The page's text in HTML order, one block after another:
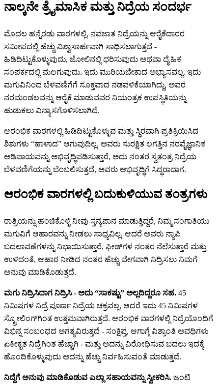
ನಾಲ್ಕನೇ ತ್ರೈಮಾಸಿಕ ಮತ್ತು ನಿದ್ರೆಯ ಸಂದರ್ಭ
ಮೊದಲ ಹನ್ನೆರಡು ವಾರಗಳಲ್ಲಿ, ನವಜಾತ ನಿದ್ರೆಯನ್ನು ಆರೈಕೆದಾರರ
ಸಮೀಪದಲ್ಲಿ ಹೆಚ್ಚು ವಿಶ್ವಾಸಾರ್ಹವಾಗಿ ಸಾಧಿಸಲಾಗುತ್ತದೆ -
ಹಿಡಿದಿಟ್ಟುಕೊಳ್ಳುವುದು, ಜೋಲಿನಲ್ಲಿ ಧರಿಸುವುದು ಅಥವಾ ದೈಹಿಕ
ಸಂಪರ್ಕದಲ್ಲಿ ಮಲಗುವುದು. ಇದು ಮುರಿಯಬೇಕಾದ ಅಭ್ಯಾಸವಲ್ಲ. ಇದು
ಮಗುವಿನಿಂದ ಬೆಳವಣಿಗೆಗೆ ಸೂಕ್ತವಾದ ನಡವಳಿಕೆಯಾಗಿದ್ದು, ಅವರ
ನರಮಂಡಲವನ್ನು ಆರೈಕೆ ಮಾಡುವವರ ನಿಯಂತ್ರಕ ಉಪಸ್ಥಿತಿಯನ್ನು
ಹುಡುಕಲು ವಿನ್ಯಾಸಗೊಳಿಸಲಾಗಿದೆ.
ಆರಂಭಿಕ ವಾರಗಳಲ್ಲಿ ಹಿಡಿದಿಟ್ಟುಕೊಳ್ಳುವ ಮತ್ತು ಸ್ಥಿರವಾಗಿ ಪ್ರತಿಕ್ರಿಯಿಸಿದ
ಶಿಶುಗಳು “ಹಾಳಾದ” ಆಗುವುದಿಲ್ಲ. ಅವರು ಸುರಕ್ಷಿತ ಲಗತ್ತಿನ ನರವೈಜ್ಞಾನಿಕ
ಅಡಿಪಾಯವನ್ನು ಅಭಿವೃದ್ಧಿಪಡಿಸುತ್ತಾರೆ, ಅದು ನಂತರ ಸ್ವತಂತ್ರ ನಿದ್ರೆಯ
ಬೆಳವಣಿಗೆಯನ್ನು ಬೆಂಬಲಿಸುತ್ತದೆ, ಅವರು ಅಭಿವೃದ್ಧಿಗೆ ಸಿದ್ಧರಾದಾಗ.
ಆರಂಭಿಕ ವಾರಗಳಲ್ಲಿ ಬದುಕುಳಿಯುವ ತಂತ್ರಗಳು
ರಾತ್ರಿಯನ್ನು ಹಂಚಿಕೊಳ್ಳಿ ನೀವು ಸ್ತನ್ಯಪಾನ ಮಾಡುತ್ತಿದ್ದರೆ, ನಿಮ್ಮ ಸಂಗಾತಿಯು
ಮಗುವಿಗೆ ಆಹಾರವನ್ನು ನೀಡಲು ಸಾಧ್ಯವಿಲ್ಲ, ಆದರೆ ಅವರು ನ್ಯಾಪಿ
ಬದಲಾವಣೆಗಳನ್ನು ನಿಭಾಯಿಸುತ್ತಾರೆ, ಫೀಡ್‌ಗಳ ನಂತರ ನೆಲೆಸುತ್ತಾರೆ ಮತ್ತು
ಉಳಿದಂತೆ, ಆಹಾರ ನೀಡಿದ ನಂತರ ಹೆಚ್ಚು ವೇಗವಾಗಿ ನಿದ್ರಿಸಲು ನಿಮಗೆ
ಅನುವು ಮಾಡಿಕೊಡುತ್ತದೆ.
ಮಗು ನಿದ್ರಿಸಿದಾಗ ನಿದ್ರಿಸಿ - ಅದು “ಸಾಕಷ್ಟು” ಅಲ್ಲದಿದ್ದರೂ ಸಹ. 45
ನಿಮಿಷಗಳ ನಿದ್ರೆ ಪೂರ್ಣ ನಿದ್ರೆಯ ಚಕ್ರವಲ್ಲ, ಆದರೆ ಇದು 45 ನಿಮಿಷಗಳ
ಸ್ಕ್ರೋಲಿಂಗ್‌ಗಿಂತ ಉತ್ತಮವಾಗಿರುತ್ತದೆ. ಆರಂಭಿಕ ವಾರಗಳಲ್ಲಿ ನಿದ್ರೆಯೊಂದಿಗೆ
ವಿಭಿನ್ನ ಸಂಬಂಧದ ಅಗತ್ಯವಿರುತ್ತದೆ - ಸಂಕ್ಷಿಪ್ತ, ಆಗಾಗ್ಗೆ ವಿಶ್ರಾಂತಿ ಅವಧಿಗಳು
ಏಕೀಕೃತ ನಿದ್ರೆಗಿಂತ ಹೆಚ್ಚಾಗಿ - ಮತ್ತು ಅದನ್ನು ವಿರೋಧಿಸುವ ಬದಲು ಇದಕ್ಕೆ
ಹೊಂದಿಕೊಳ್ಳುವುದು ಅದನ್ನು ಹೆಚ್ಚು ನಿರ್ವಹಿಸುವಂತೆ ಮಾಡುತ್ತದೆ.
ನಿದ್ದೆಗೆ ಅನುವು ಮಾಡಿಕೊಡುವ ಎಲ್ಲಾ ಸಹಾಯವನ್ನು ಸ್ವೀಕರಿಸಿ. ಜಂಟಿ